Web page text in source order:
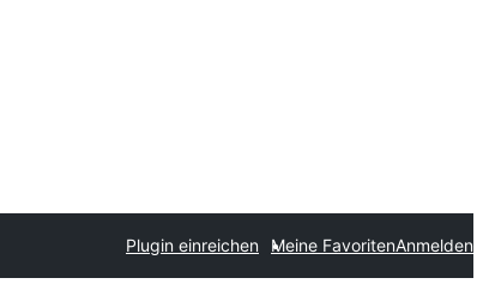
Plugin einreichen Meine FavoritenAnmelden